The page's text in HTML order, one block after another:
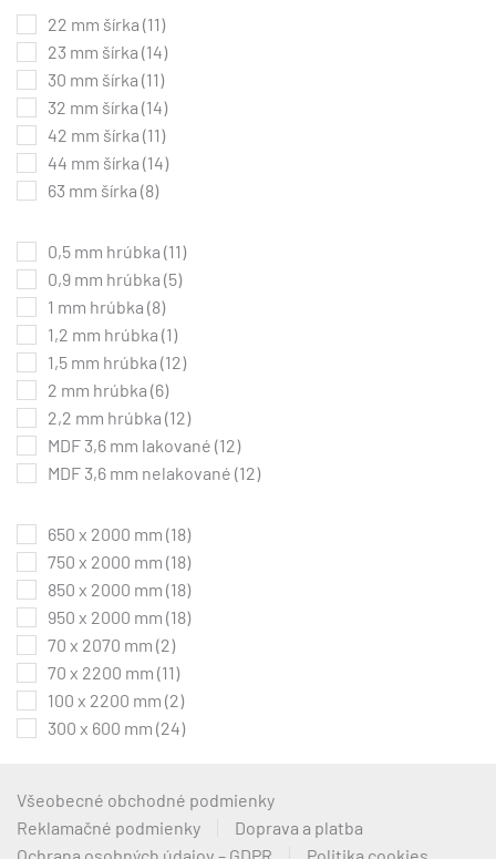
produktu.
22 mm šírka (11)
23 mm šírka (14)
30 mm šírka (11)
32 mm šírka (14)
42 mm šírka (11)
44 mm šírka (14)
63 mm šírka (8)
0,5 mm hrúbka (11)
0,9 mm hrúbka (5)
1 mm hrúbka (8)
1,2 mm hrúbka (1)
1,5 mm hrúbka (12)
2 mm hrúbka (6)
2,2 mm hrúbka (12)
MDF 3,6 mm lakované (12)
MDF 3,6 mm nelakované (12)
650 x 2000 mm (18)
750 x 2000 mm (18)
850 x 2000 mm (18)
950 x 2000 mm (18)
70 x 2070 mm (2)
70 x 2200 mm (11)
100 x 2200 mm (2)
300 x 600 mm (24)
Všeobecné obchodné podmienky
Reklamačné podmienky
Doprava a platba